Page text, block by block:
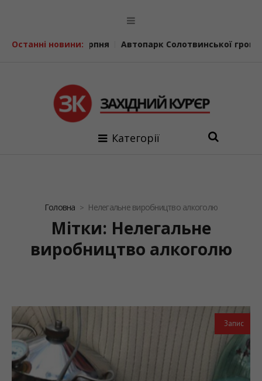
Останні новини:
на 9 серпня Автопарк Солотвинської
Категорії
Головна Нелегальне виробництво алкоголю
Мітки: Нелегальне
виробництво алкоголю
Запис